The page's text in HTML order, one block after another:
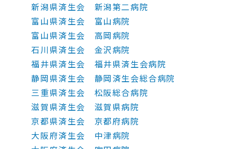
新潟県済生会 新潟第二病院
富山県済生会 富山病院
富山県済生会 高岡病院
石川県済生会 金沢病院
福井県済生会 福井県済生会病院
静岡県済生会 静岡済生会総合病院
三重県済生会 松阪総合病院
滋賀県済生会 滋賀県病院
京都県済生会 京都府病院
大阪府済生会 中津病院